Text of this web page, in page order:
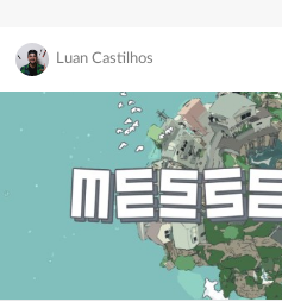
Filtrar
Luan Castilhos